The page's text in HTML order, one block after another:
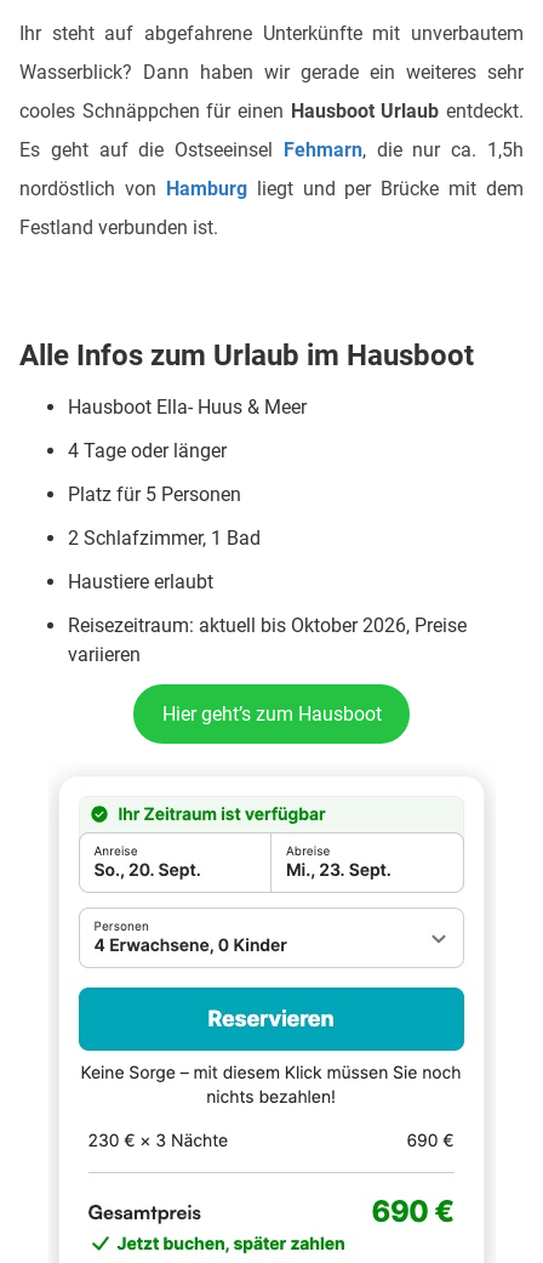
Ihr steht auf abgefahrene Unterkünfte mit unverbautem
Wasserblick? Dann haben wir gerade ein weiteres sehr
cooles Schnäppchen für einen Hausboot Urlaub entdeckt.
Es geht auf die Ostseeinsel Fehmarn, die nur ca. 1,5h
nordöstlich von Hamburgliegt und per Brücke mit dem
Festland verbunden ist.
Alle Infos zum Urlaub im Hausboot
Hausboot Ella- Huus & Meer
4 Tage oder länger
Platz für 5 Personen
2 Schlafzimmer, 1 Bad
Haustiere erlaubt
Reisezeitraum: aktuell bis Oktober 2026, Preise
variieren
Hier geht’s zum Hausboot